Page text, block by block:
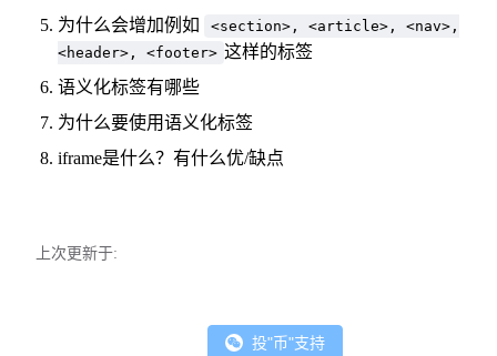
为什么会增加例如
<section>, <article>, <nav>,
<header>, <footer> 这样的标签
语义化标签有哪些
为什么要使用语义化标签
iframe是什么？有什么优/缺点
上次更新于:
投"币"支持